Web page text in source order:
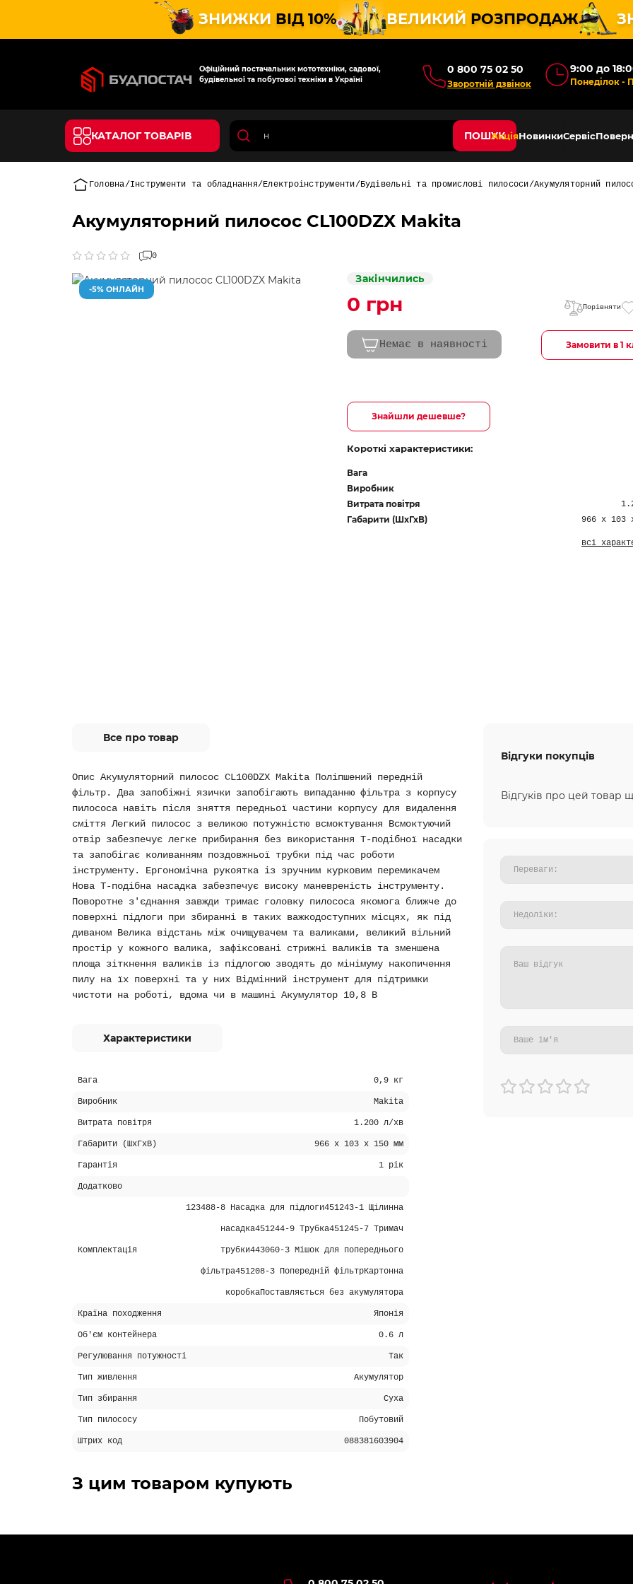
ЗНИЖКИ ВІД 10% ВЕЛИКИЙ РОЗПРОДАЖ
Офіційний постачальник мототехніки, садової,
будівельної та побутової техніки в Україні
0 800 75 02 50
Зворотній дзвінок
9:00 до
Понеділок -
КАТАЛОГ ТОВАРІВ ПОШУКАкціяНовинкиСервіс
Головна Інструменти та обладнання Електроінструменти Будівельні та промислові пилососи Акумуляторний
Акумуляторний пилосос CL100DZX Makita
0
-5% ОНЛАЙН
Закінчились
0 грн Порівняти
Немає в наявності Замовити в 1
Знайшли дешевше?
Короткі характеристики:
Вага
Виробник
Витрата повітря
Габарити (ШхГхВ) 966 x 103
всі
Все про товар
Опис Акумуляторний пилосос CL100DZX Makita Поліпшений передній
фільтр. Два запобіжні язички запобігають випаданню фільтра з корпусу
пилососа навіть після зняття передньої частини корпусу для видалення
сміття Легкий пилосос з великою потужністю всмоктування Всмоктуючий
отвір забезпечує легке прибирання без використання Т-подібної насадки
та запобігає коливанням поздовжньої трубки під час роботи
інструменту. Ергономічна рукоятка із зручним курковим перемикачем
Нова Т-подібна насадка забезпечує високу маневреність інструменту.
Поворотне з'єднання завжди тримає головку пилососа якомога ближче до
поверхні підлоги при збиранні в таких важкодоступних місцях, як під
диваном Велика відстань між очищувачем та валиками, великий вільний
простір у кожного валика, зафіксовані стрижні валиків та зменшена
площа зіткнення валиків із підлогою зводять до мінімуму накопичення
пилу на їх поверхні та у них Відмінний інструмент для підтримки
чистоти на роботі, вдома чи в машині Акумулятор 10,8 В
Характеристики
Вага 0,9 кг
Виробник Makita
Витрата повітря 1.200 л/хв
Габарити (ШхГхВ) 966 x 103 x 150 мм
Гарантія 1 рік
Додатково
Комплектація
123488-8 Насадка для підлоги451243-1 Щілинна
насадка451244-9 Трубка451245-7 Тримач
трубки443060-3 Мішок для попереднього
фільтра451208-3 Попередній фільтрКартонна
коробкаПоставляється без акумулятора
Країна походження Японія
Об'єм контейнера 0.6 л
Регулювання потужності Так
Тип живлення Акумулятор
Тип збирання Суха
Тип пилососу Побутовий
Штрих код 088381603904
Відгуки покупців
Відгуків про цей товар